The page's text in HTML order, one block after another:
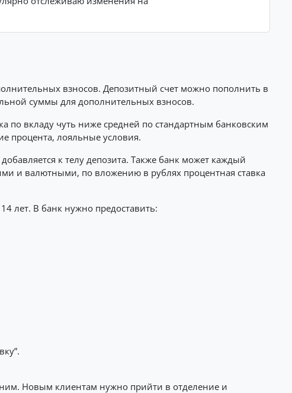
взносов. Депозитный счет можно пополнить в
суммы для дополнительных взносов.
вкладу чуть ниже средней по стандартным банковским
процента, лояльные условия.
к телу депозита. Также банк может каждый
и валютными, по вложению в рублях процентная ставка
лет. В банк нужно предоставить:
Новым клиентам нужно прийти в отделение и